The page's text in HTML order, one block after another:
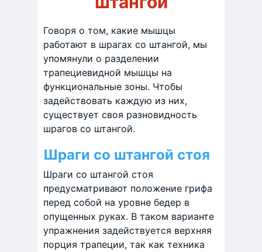
Говоря о том, какие мышцы
работают в шрагах со штангой, мы
упомянули о разделении
трапециевидной мышцы на
функциональные зоны. Чтобы
задействовать каждую из них,
существует своя разновидность
шрагов со штангой.
Шраги со штангой стоя
Шраги со штангой стоя
предусматривают положение грифа
перед собой на уровне бедер в
опущенных руках. В таком варианте
упражнения задействуется верхняя
порция трапеции, так как техника